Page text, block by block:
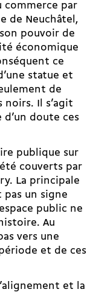
commerce par
de Neuchâtel,
pouvoir de
économique
ce
statue et
de
noirs. Il s’agit
d’un doute ces
publique sur
couverts par
La principale
pas un signe
public ne
Au
vers une
et de ces
et la